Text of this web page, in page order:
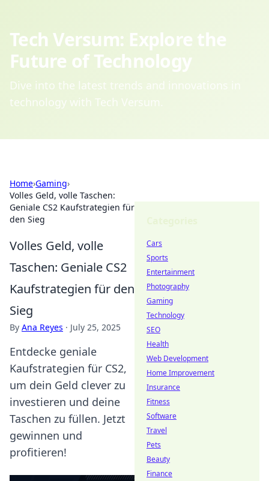
Tech Versum: Explore the
Future of Technology
Dive into the latest trends and innovations in
technology with Tech Versum.
Home›Gaming›
Volles Geld, volle Taschen:
Geniale CS2 Kaufstrategien für
den Sieg
Volles Geld, volle
Taschen: Geniale CS2
Kaufstrategien für den
Sieg
By Ana Reyes · July 25, 2025
Entdecke geniale
Kaufstrategien für CS2,
um dein Geld clever zu
investieren und deine
Taschen zu füllen. Jetzt
gewinnen und
profitieren!
Cars
Sports
Entertainment
Photography
Gaming
Technology
SEO
Health
Web Development
Home Improvement
Insurance
Fitness
Software
Travel
Pets
Beauty
Finance